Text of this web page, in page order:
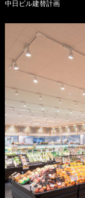
中日ビル建替計画